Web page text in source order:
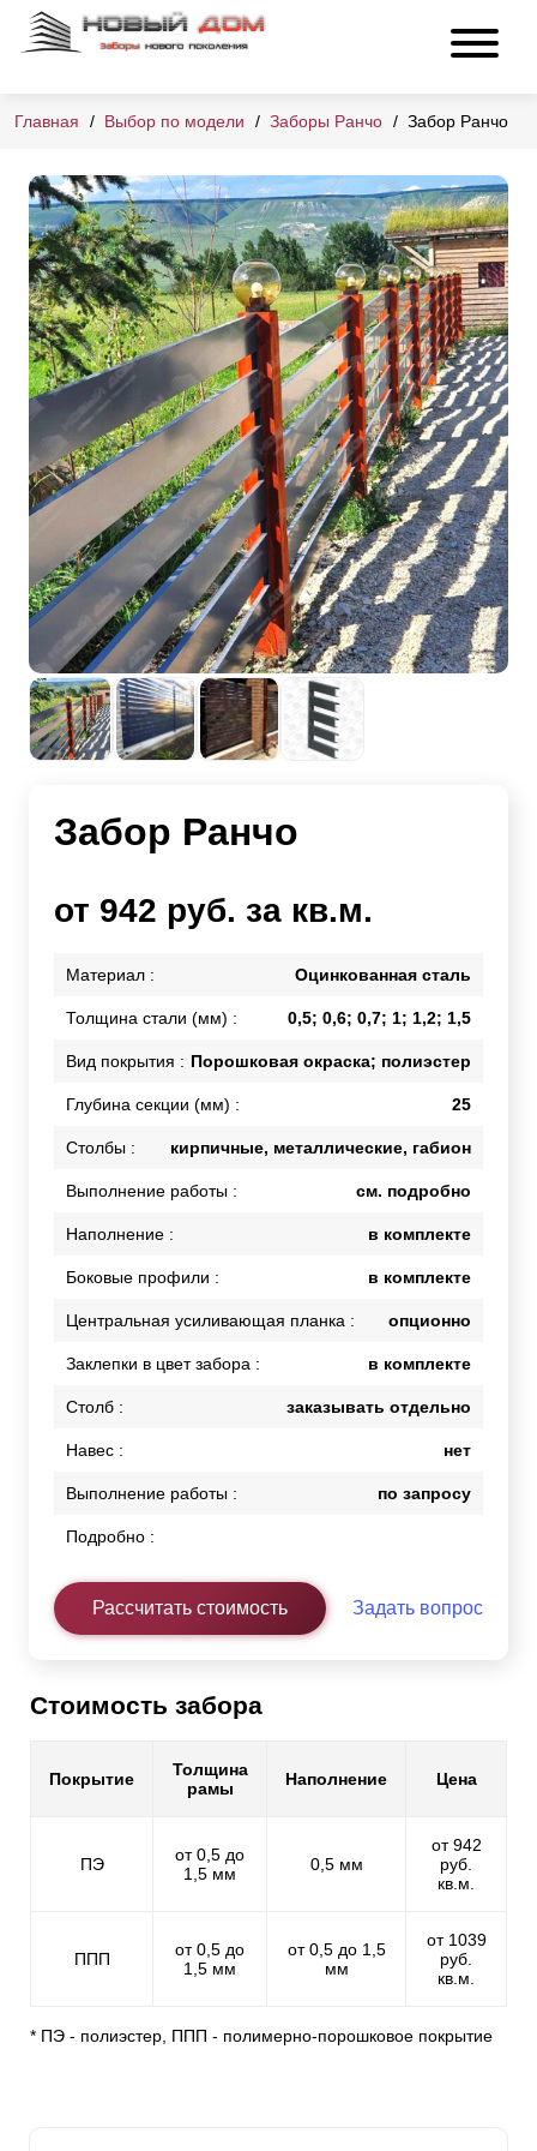
Главная Выбор по модели Заборы Ранчо Забор Ранчо
Забор Ранчо
от 942 руб. за кв.м.
Материал : Оцинкованная сталь
Толщина стали (мм) : 0,5; 0,6; 0,7; 1; 1,2; 1,5
Вид покрытия : Порошковая окраска; полиэстер
Глубина секции (мм) : 25
Столбы : кирпичные, металлические, габион
Выполнение работы : см. подробно
Наполнение : в комплекте
Боковые профили : в комплекте
Центральная усиливающая планка : опционно
Заклепки в цвет забора : в комплекте
Столб : заказывать отдельно
Навес : нет
Выполнение работы : по запросу
Подробно :
Рассчитать стоимость Задать вопрос
Стоимость забора
Покрытие
Толщина
рамы
Наполнение Цена
ПЭ
от 0,5 до
1,5 мм
0,5 мм
от 942
руб.
кв.м.
ППП
от 0,5 до
1,5 мм
от 0,5 до 1,5
мм
от 1039
руб.
кв.м.
* ПЭ - полиэстер, ППП - полимерно-порошковое покрытие